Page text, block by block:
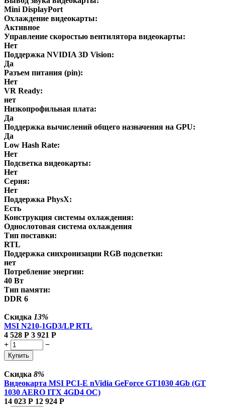
Mini DisplayPort
Охлаждение видеокарты:
Активное
Управление скоростью вентилятора видеокарты:
Нет
Поддержка NVIDIA 3D Vision:
Да
Разъем питания (pin):
Нет
VR Ready:
нет
Низкопрофильная плата:
Да
Поддержка вычислений общего назначения на GPU:
Да
Low Hash Rate:
Нет
Подсветка видеокарты:
Нет
Серия:
Нет
Поддержка PhysX:
Есть
Конструкция системы охлаждения:
Однослотовая система охлаждения
Тип поставки:
RTL
Поддержка синхронизации RGB подсветки:
нет
Потребление энергии:
40 Вт
Тип памяти:
DDR 6
Скидка 13%
MSI N210-1GD3/LP RTL
4 528 Р 3 921 Р
+
−
Купить
Скидка 8%
Видеокарта MSI PCI-E nVidia GeForce GT1030 4Gb (GT
1030 AERO ITX 4GD4 OC)
14 023 Р 12 924 Р